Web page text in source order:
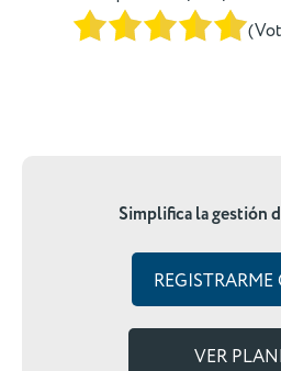
Simplifica la gestión
REGISTRARME
VER